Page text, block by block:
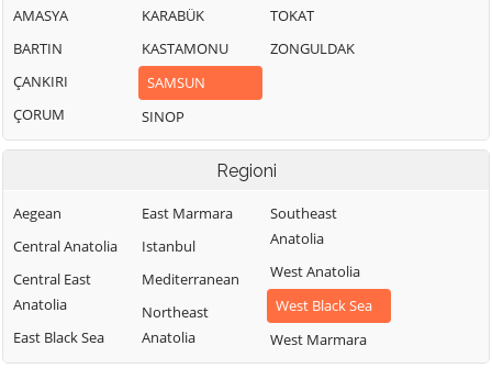
AMASYA
BARTIN
ÇANKIRI
ÇORUM
KARABÜK
KASTAMONU
SAMSUN
SINOP
TOKAT
ZONGULDAK
Regioni
Aegean
Central Anatolia
Central East
Anatolia
East Black Sea
East Marmara
Istanbul
Mediterranean
Northeast
Anatolia
Southeast
Anatolia
West Anatolia
West Black Sea
West Marmara